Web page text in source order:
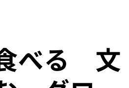
べる 文